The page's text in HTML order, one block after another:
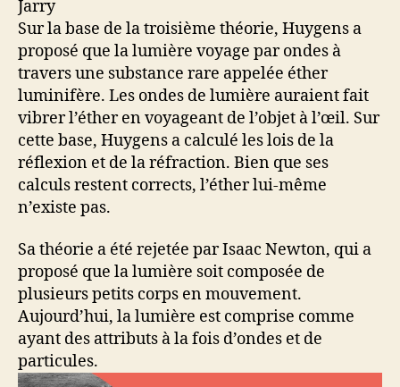
Sur la base de la troisième théorie, Huygens a
proposé que la lumière voyage par ondes à
travers une substance rare appelée éther
luminifère. Les ondes de lumière auraient fait
vibrer l’éther en voyageant de l’objet à l’œil. Sur
cette base, Huygens a calculé les lois de la
réflexion et de la réfraction. Bien que ses
calculs restent corrects, l’éther lui-même
n’existe pas.
Sa théorie a été rejetée par Isaac Newton, qui a
proposé que la lumière soit composée de
plusieurs petits corps en mouvement.
Aujourd’hui, la lumière est comprise comme
ayant des attributs à la fois d’ondes et de
particules.